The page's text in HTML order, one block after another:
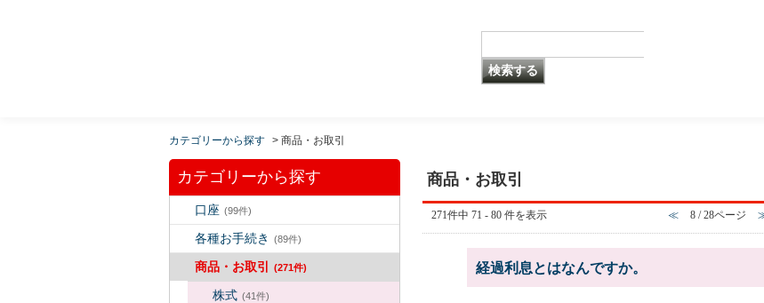
カテゴリーから探す > 商品・お取引
カテゴリーから探す
口座 (99件)
各種お手続き (89件)
商品・お取引 (271件)
株式 (41件)
商品・お取引
271件中 71 - 80 件を表示 ≪ 8 / 28ページ
経過利息とはなんですか。